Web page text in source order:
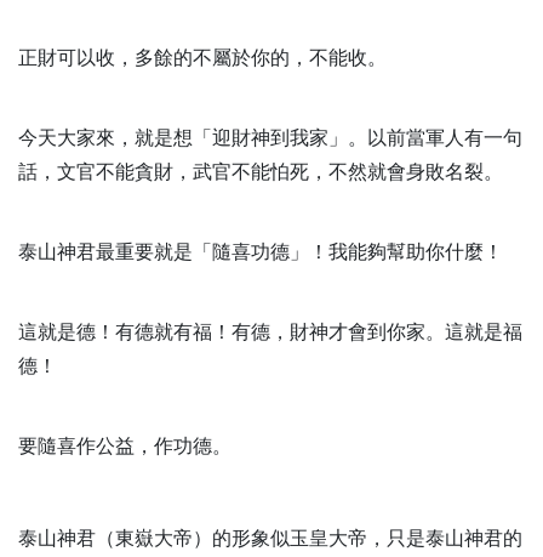
正財可以收，多餘的不屬於你的，不能收。
今天大家來，就是想「迎財神到我家」。以前當軍人有一句
話，文官不能貪財，武官不能怕死，不然就會身敗名裂。
泰山神君最重要就是「隨喜功德」！我能夠幫助你什麼！
這就是德！有德就有福！有德，財神才會到你家。這就是福
德！
要隨喜作公益，作功德。
泰山神君（東嶽大帝）的形象似玉皇大帝，只是泰山神君的